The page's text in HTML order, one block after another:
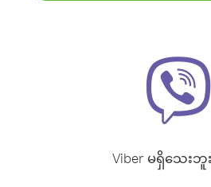
Viber မရှိသေးဘူ